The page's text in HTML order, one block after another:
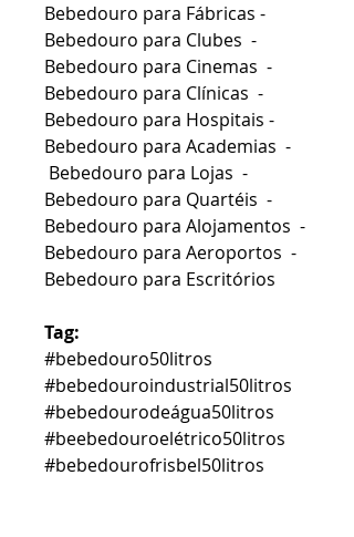
Bebedouro para Fábricas -
Bebedouro para Clubes -
Bebedouro para Cinemas -
Bebedouro para Clínicas -
Bebedouro para Hospitais -
Bebedouro para Academias -
Bebedouro para Lojas -
Bebedouro para Quartéis -
Bebedouro para Alojamentos -
Bebedouro para Aeroportos -
Bebedouro para Escritórios
Tag:
#bebedouro50litros
#bebedouroindustrial50litros
#bebedourodeágua50litros
#beebedouroelétrico50litros
#bebedourofrisbel50litros